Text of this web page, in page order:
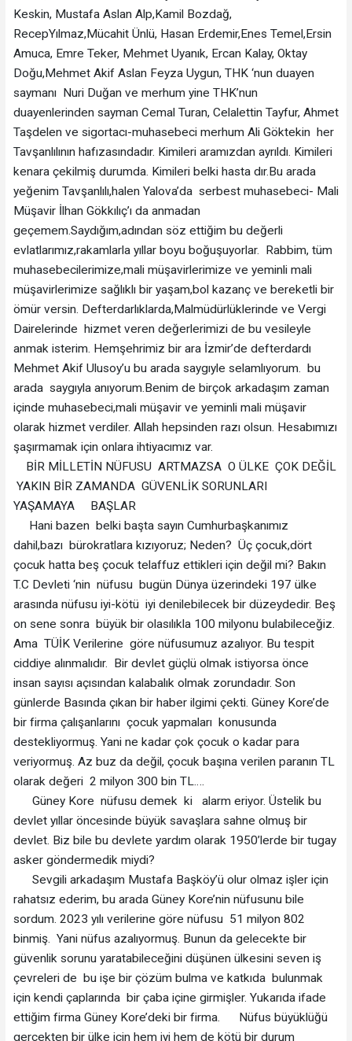
Keskin, Mustafa Aslan Alp,Kamil Bozdağ,
RecepYılmaz,Mücahit Ünlü, Hasan Erdemir,Enes Temel,Ersin
Amuca, Emre Teker, Mehmet Uyanık, Ercan Kalay, Oktay
Doğu,Mehmet Akif Aslan Feyza Uygun, THK ‘nun duayen
saymanı Nuri Duğan ve merhum yine THK’nun
duayenlerinden sayman Cemal Turan, Celalettin Tayfur, Ahmet
Taşdelen ve sigortacı-muhasebeci merhum Ali Göktekin her
Tavşanlılının hafızasındadır. Kimileri aramızdan ayrıldı. Kimileri
kenara çekilmiş durumda. Kimileri belki hasta dır.Bu arada
yeğenim Tavşanlılı,halen Yalova’da serbest muhasebeci- Mali
Müşavir İlhan Gökkılıç’ı da anmadan
geçemem.Saydığım,adından söz ettiğim bu değerli
evlatlarımız,rakamlarla yıllar boyu boğuşuyorlar. Rabbim, tüm
muhasebecilerimize,mali müşavirlerimize ve yeminli mali
müşavirlerimize sağlıklı bir yaşam,bol kazanç ve bereketli bir
ömür versin. Defterdarlıklarda,Malmüdürlüklerinde ve Vergi
Dairelerinde hizmet veren değerlerimizi de bu vesileyle
anmak isterim. Hemşehrimiz bir ara İzmir’de defterdardı
Mehmet Akif Ulusoy’u bu arada saygıyle selamlıyorum. bu
arada saygıyla anıyorum.Benim de birçok arkadaşım zaman
içinde muhasebeci,mali müşavir ve yeminli mali müşavir
olarak hizmet verdiler. Allah hepsinden razı olsun. Hesabımızı
şaşırmamak için onlara ihtiyacımız var.
BİR MİLLETİN NÜFUSU ARTMAZSA O ÜLKE ÇOK DEĞİL
YAKIN BİR ZAMANDA GÜVENLİK SORUNLARI
YAŞAMAYA BAŞLAR
Hani bazen belki başta sayın Cumhurbaşkanımız
dahil,bazı bürokratlara kızıyoruz; Neden? Üç çocuk,dört
çocuk hatta beş çocuk telaffuz ettikleri için değil mi? Bakın
T.C Devleti ‘nin nüfusu bugün Dünya üzerindeki 197 ülke
arasında nüfusu iyi-kötü iyi denilebilecek bir düzeydedir. Beş
on sene sonra büyük bir olasılıkla 100 milyonu bulabileceğiz.
Ama TÜİK Verilerine göre nüfusumuz azalıyor. Bu tespit
ciddiye alınmalıdır. Bir devlet güçlü olmak istiyorsa önce
insan sayısı açısından kalabalık olmak zorundadır. Son
günlerde Basında çıkan bir haber ilgimi çekti. Güney Kore’de
bir firma çalışanlarını çocuk yapmaları konusunda
destekliyormuş. Yani ne kadar çok çocuk o kadar para
veriyormuş. Az buz da değil, çocuk başına verilen paranın TL
olarak değeri 2 milyon 300 bin TL….
Güney Kore nüfusu demek ki alarm eriyor. Üstelik bu
devlet yıllar öncesinde büyük savaşlara sahne olmuş bir
devlet. Biz bile bu devlete yardım olarak 1950’lerde bir tugay
asker göndermedik miydi?
Sevgili arkadaşım Mustafa Başköy’ü olur olmaz işler için
rahatsız ederim, bu arada Güney Kore’nin nüfusunu bile
sordum. 2023 yılı verilerine göre nüfusu 51 milyon 802
binmiş. Yani nüfus azalıyormuş. Bunun da gelecekte bir
güvenlik sorunu yaratabileceğini düşünen ülkesini seven iş
çevreleri de bu işe bir çözüm bulma ve katkıda bulunmak
için kendi çaplarında bir çaba içine girmişler. Yukarıda ifade
ettiğim firma Güney Kore’deki bir firma. Nüfus büyüklüğü
gerçekten bir ülke için hem iyi hem de kötü bir durum